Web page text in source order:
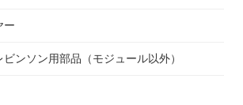
ー
ンソン用部品（モジュール以外）